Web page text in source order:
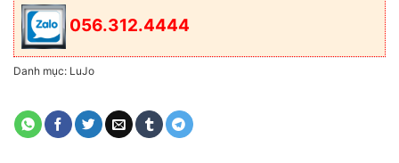
056.312.4444
Danh mục: LuJo